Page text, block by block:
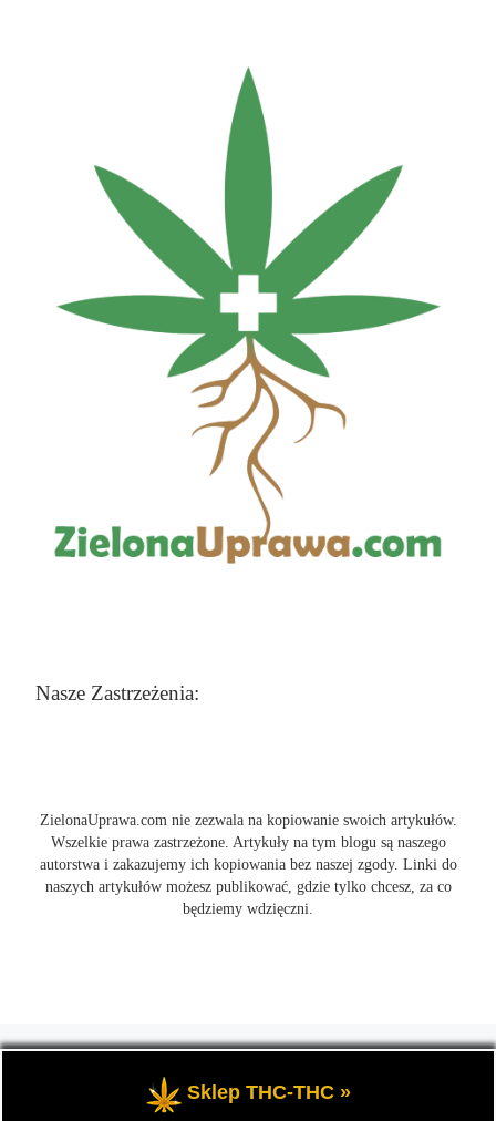
Nasze Zastrzeżenia:
ZielonaUprawa.com nie zezwala na kopiowanie swoich artykułów.
Wszelkie prawa zastrzeżone. Artykuły na tym blogu są naszego
autorstwa i zakazujemy ich kopiowania bez naszej zgody. Linki do
naszych artykułów możesz publikować, gdzie tylko chcesz, za co
będziemy wdzięczni.
wszystko o uprawie i hodowli marihunay, roślin konopi indoor
oraz outdoor.
Sklep THC-THC »